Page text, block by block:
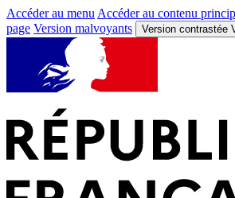
Accéder au menu Accéder au contenu
page Version malvoyants Version contrastée